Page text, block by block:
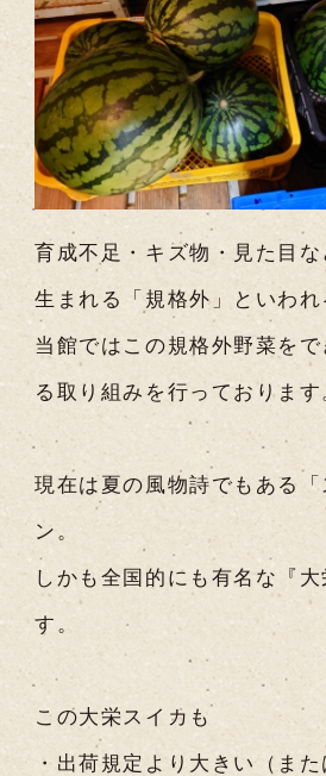
育成不足・キズ物・見た目
生まれる「規格外」といわれ
当館ではこの規格外野菜を
る取り組みを行っております
現在は夏の風物詩でもある「
ン。
しかも全国的にも有名な『
す。
この大栄スイカも
・出荷規定より大きい（ま